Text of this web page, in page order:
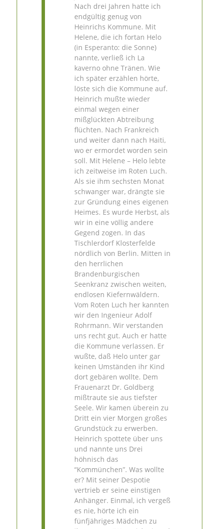
Nach drei Jahren hatte ich
endgültig genug von
Heinrichs Kommune. Mit
Helene, die ich fortan Helo
(in Esperanto: die Sonne)
nannte, verließ ich La
kaverno ohne Tränen. Wie
ich später erzählen hörte,
löste sich die Kommune auf.
Heinrich mußte wieder
einmal wegen einer
mißglückten Abtreibung
flüchten. Nach Frankreich
und weiter dann nach Haiti,
wo er ermordet worden sein
soll. Mit Helene – Helo lebte
ich zeitweise im Roten Luch.
Als sie ihm sechsten Monat
schwanger war, drängte sie
zur Gründung eines eigenen
Heimes. Es wurde Herbst, als
wir in eine völlig andere
Gegend zogen. In das
Tischlerdorf Klosterfelde
nördlich von Berlin. Mitten in
den herrlichen
Brandenburgischen
Seenkranz zwischen weiten,
endlosen Kiefernwäldern.
Vom Roten Luch her kannten
wir den Ingenieur Adolf
Rohrmann. Wir verstanden
uns recht gut. Auch er hatte
die Kommune verlassen. Er
wußte, daß Helo unter gar
keinen Umständen ihr Kind
dort gebären wollte. Dem
Frauenarzt Dr. Goldberg
mißtraute sie aus tiefster
Seele. Wir kamen überein zu
Dritt ein vier Morgen großes
Grundstück zu erwerben.
Heinrich spottete über uns
und nannte uns Drei
höhnisch das
“Kommünchen”. Was wollte
er? Mit seiner Despotie
vertrieb er seine einstigen
Anhänger. Einmal, ich vergeß
es nie, hörte ich ein
fünfjähriges Mädchen zu